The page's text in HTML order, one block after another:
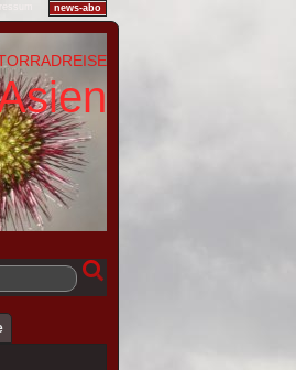
news-abo